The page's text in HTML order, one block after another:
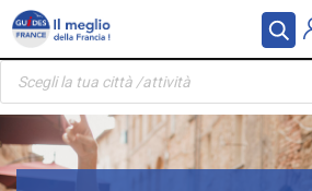
Pannello di gestione dei cookies
Skip
content
Ricerca
prodotti